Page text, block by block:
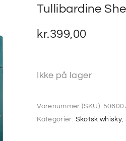
Tullibardine
kr.399,00
Ikke på lager
Varenummer (SKU):
Kategorier: Skotsk whisky,